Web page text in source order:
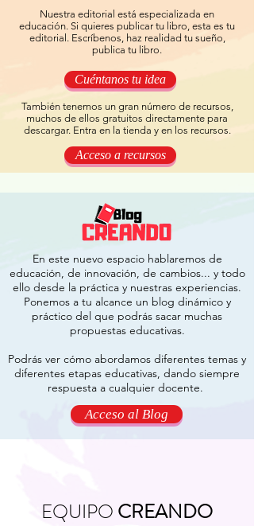
Nuestra editorial está especializada en
educación. Si quieres publicar tu libro, esta es tu
editorial. Escríbenos, haz realidad tu sueño,
publica tu libro.
Cuéntanos tu idea
También tenemos un gran número de recursos,
muchos de ellos gratuitos directamente para
descargar. Entra en la tienda y en los recursos.
Acceso a recursos
En este nuevo espacio hablaremos de
educación, de innovación, de cambios... y todo
ello desde la práctica y nuestras experiencias.
Ponemos a tu alcance un blog dinámico y
práctico del que podrás sacar muchas
propuestas educativas.
Podrás ver cómo abordamos diferentes temas y
diferentes etapas educativas, dando siempre
respuesta a cualquier docente.
Acceso al Blog
EQUIPO CREANDO